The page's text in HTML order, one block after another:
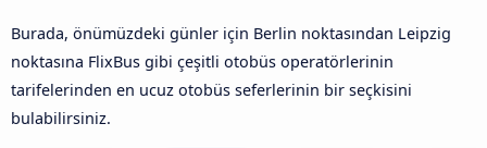
Burada, önümüzdeki günler için Berlin noktasından Leipzig
noktasına FlixBus gibi çeşitli otobüs operatörlerinin
tarifelerinden en ucuz otobüs seferlerinin bir seçkisini
bulabilirsiniz.